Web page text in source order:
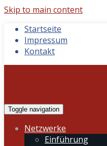
Skip to main content
Startseite
Impressum
Kontakt
Toggle navigation
Netzwerke
Einführung